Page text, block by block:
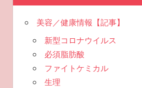
美容／健康情報【記事】
新型コロナウイルス
必須脂肪酸
ファイトケミカル
生理